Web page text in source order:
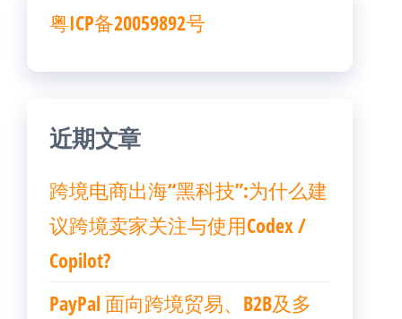
粤ICP备20059892号
近期文章
跨境电商出海“黑科技”:为什么建
议跨境卖家关注与使用Codex /
Copilot?
PayPal 面向跨境贸易、B2B及多